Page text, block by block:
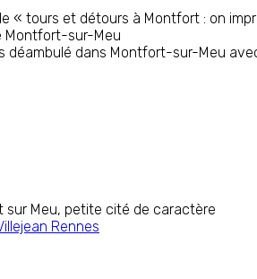
« tours et détours à Montfort : on
Montfort-sur-Meu
déambulé dans Montfort-sur-Meu
sur Meu, petite cité de caractère
Rennes